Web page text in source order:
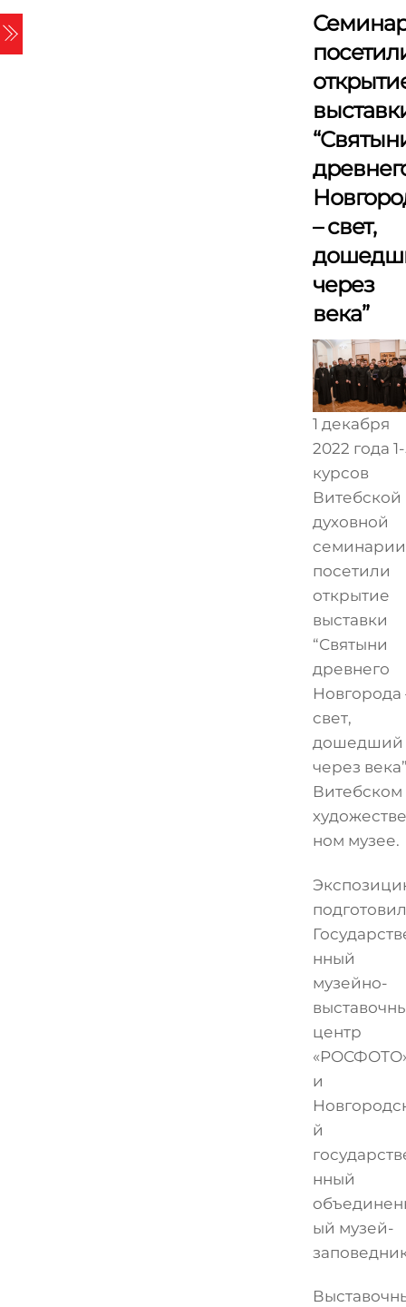
Skip
to
content
– свет,
через
века”
1 декабря
2022 года
курсов
Витебской
духовной
семинарии
посетили
открытие
выставки
“Святыни
древнего
Новгорода
свет,
дошедший
через
Витебском
ном музее.
нный
музейно-
центр
и
й
нный
ый музей-